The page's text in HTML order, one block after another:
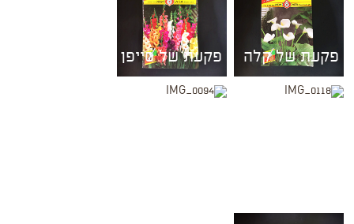
פקעת של קלה פקעת של סייפן